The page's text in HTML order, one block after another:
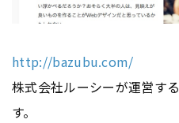
http://bazubu.com/
株式会社ルーシーが運営する
す。